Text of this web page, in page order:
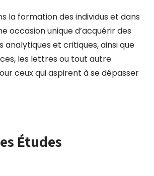
la formation des individus et dans
occasion unique d’acquérir des
et critiques, ainsi que
les lettres ou tout autre
ceux qui aspirent à se dépasser
Études